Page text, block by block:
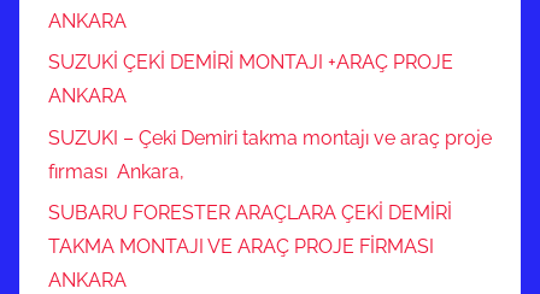
ANKARA
SUZUKİ ÇEKİ DEMİRİ MONTAJI +ARAÇ PROJE
ANKARA
SUZUKI – Çeki Demiri takma montajı ve araç proje
fırması Ankara,
SUBARU FORESTER ARAÇLARA ÇEKİ DEMİRİ
TAKMA MONTAJI VE ARAÇ PROJE FİRMASI
ANKARA